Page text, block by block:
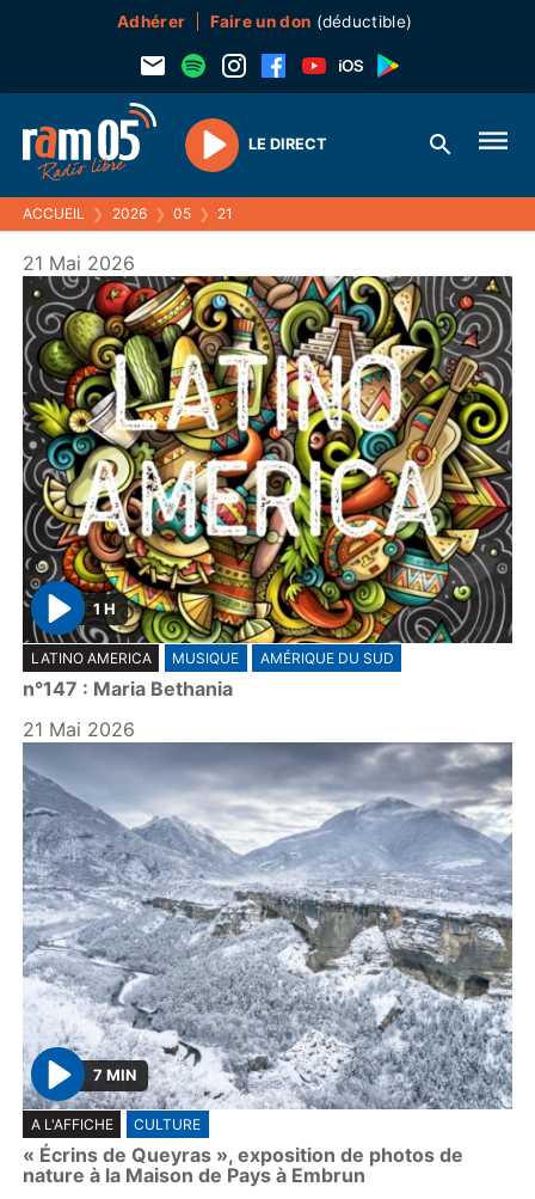
Adhérer Faire un don (déductible)
Play
LE DIRECT
ACCUEIL ❯ 2026 ❯ 05 ❯ 21
21 Mai 2026
P
l
a
y
1 H
LATINO AMERICA MUSIQUE AMÉRIQUE DU SUD
n°147 : Maria Bethania
21 Mai 2026
P
l
a
y
7 MIN
A L'AFFICHE CULTURE
« Écrins de Queyras », exposition de photos de
nature à la Maison de Pays à Embrun